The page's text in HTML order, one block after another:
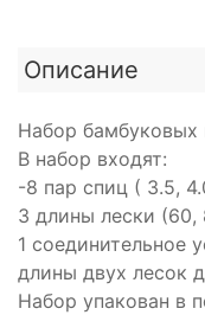
Описание
Набор бамбуковых
В набор входят:
-8 пар спиц ( 3.5,
3 длины лески (60,
1 соединительное
длины двух лесок
Набор упакован в